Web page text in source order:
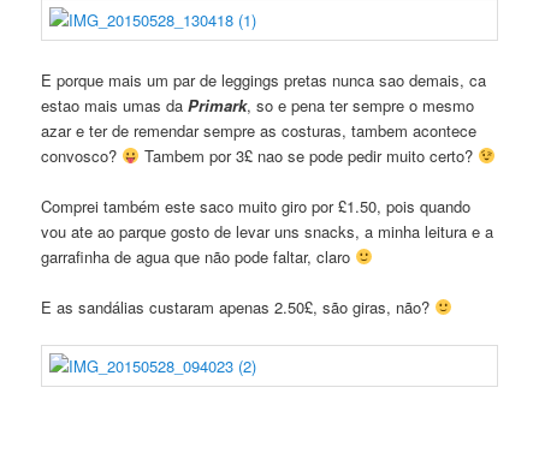
E porque mais um par de leggings pretas nunca sao demais, ca
estao mais umas daPrimark, so e pena ter sempre o mesmo
azar e ter de remendar sempre as costuras, tambem acontece
convosco?
Tambem por 3£ nao se pode pedir muito certo?
Comprei também este saco muito giro por £1.50, pois quando
vou ate ao parque gosto de levar uns snacks, a minha leitura e a
garrafinha de agua que não pode faltar, claro
E as sandálias custaram apenas 2.50£, são giras, não?